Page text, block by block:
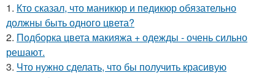
1. Кто сказал, что маникюр и педикюр обязательно
должны быть одного цвета?
2. Подборка цвета макияжа + одежды - очень сильно
решают.
3. Что нужно сделать, что бы получить красивую